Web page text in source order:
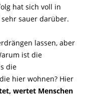
hat sich voll in
sauer darüber.
lassen, aber
ist die
die
hier wohnen? Hier
wertet Menschen